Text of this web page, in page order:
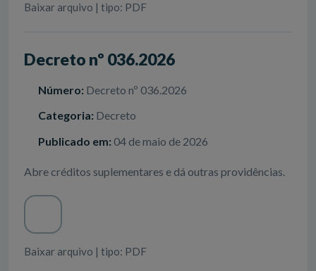
Baixar arquivo | tipo: PDF
Decreto nº 036.2026
Número: Decreto nº 036.2026
Categoria: Decreto
Publicado em: 04 de maio de 2026
Abre créditos suplementares e dá outras providências.
Baixar arquivo | tipo: PDF